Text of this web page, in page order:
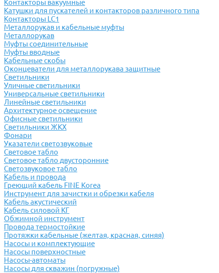
Контакторы вакуумные
Катушки для пускателей и контакторов различного типа
Контакторы LC1
Металлорукав и кабельные муфты
Металлорукав
Муфты соединительные
Муфты вводные
Кабельные скобы
Оконцеватели для металлорукава защитные
Светильники
Уличные светильники
Универсальные светильники
Линейные светильники
Архитектурное освещение
Офисные светильники
Светильники ЖКХ
Фонари
Указатели светозвуковые
Световое табло
Световое табло двусторонние
Светозвуковое табло
Кабель и провода
Греющий кабель FINE Korea
Инструмент для зачистки и обрезки кабеля
Кабель акустический
Кабель силовой КГ
Обжимной инструмент
Провода термостойкие
Протяжки кабельные (желтая, красная, синяя)
Насосы и комплектующие
Насосы поверхностные
Насосы-автоматы
Насосы для скважин (погружные)